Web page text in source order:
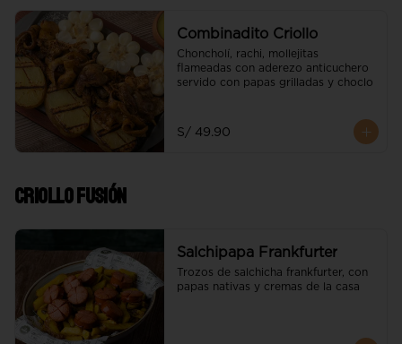
Combinadito Criollo
Choncholí, rachi, mollejitas
flameadas con aderezo anticuchero
servido con papas grilladas y choclo
S/ 49.90
Criollo Fusión
Salchipapa Frankfurter
Trozos de salchicha frankfurter, con
papas nativas y cremas de la casa